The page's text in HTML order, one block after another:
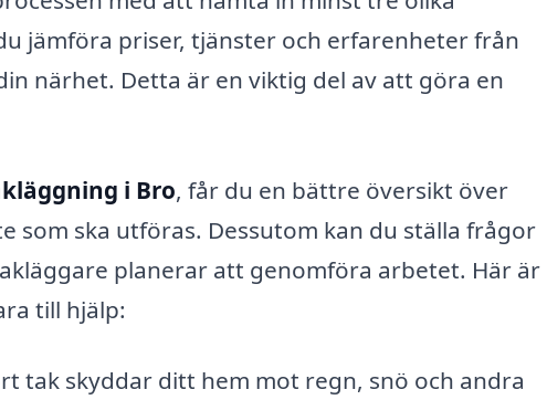
jämföra priser, tjänster och erfarenheter från
närhet. Detta är en viktig del av att göra en
i Bro, får du en bättre översikt över
som ska utföras. Dessutom kan du ställa frågor
planerar att genomföra arbetet. Här är
till hjälp:
tak skyddar ditt hem mot regn, snö och andra